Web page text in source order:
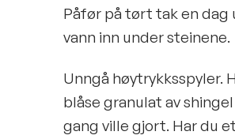
Påfør på tørt tak en dag
vann inn under steinene.
Unngå høytrykksspyler.
blåse granulat av
gang ville gjort. Har du